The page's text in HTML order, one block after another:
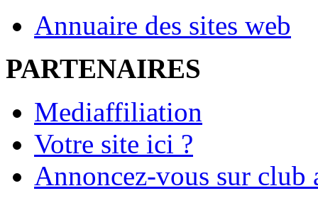
Annuaire des sites web
PARTENAIRES
Mediaffiliation
Votre site ici ?
Annoncez-vous sur